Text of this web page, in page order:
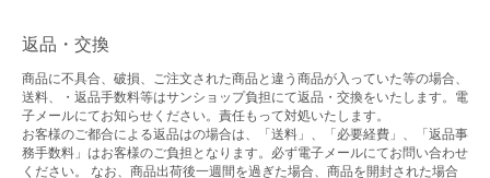
返品・交換
商品に不具合、破損、ご注文された商品と違う商品が入っていた等の場合、
送料、・返品手数料等はサンショップ負担にて返品・交換をいたします。電
子メールにてお知らせください。責任もって対処いたします。
お客様のご都合による返品はの場合は、「送料」、「必要経費」、「返品事
務手数料」はお客様のご負担となります。必ず電子メールにてお問い合わせ
ください。 なお、商品出荷後一週間を過ぎた場合、商品を開封された場合